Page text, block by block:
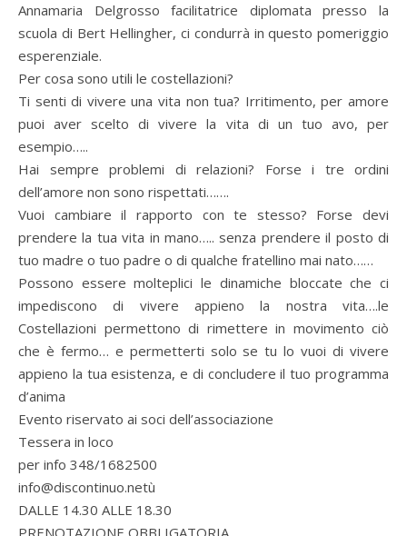
Annamaria Delgrosso facilitatrice diplomata presso la
scuola di Bert Hellingher, ci condurrà in questo pomeriggio
esperenziale.
Per cosa sono utili le costellazioni?
Ti senti di vivere una vita non tua? Irritimento, per amore
puoi aver scelto di vivere la vita di un tuo avo, per
esempio…..
Hai sempre problemi di relazioni? Forse i tre ordini
dell’amore non sono rispettati…….
Vuoi cambiare il rapporto con te stesso? Forse devi
prendere la tua vita in mano….. senza prendere il posto di
tuo madre o tuo padre o di qualche fratellino mai nato……
Possono essere molteplici le dinamiche bloccate che ci
impediscono di vivere appieno la nostra vita….le
Costellazioni permettono di rimettere in movimento ciò
che è fermo… e permetterti solo se tu lo vuoi di vivere
appieno la tua esistenza, e di concludere il tuo programma
d’anima
Evento riservato ai soci dell’associazione
Tessera in loco
per info 348/1682500
info@discontinuo.netù
DALLE 14.30 ALLE 18.30
PRENOTAZIONE OBBLIGATORIA